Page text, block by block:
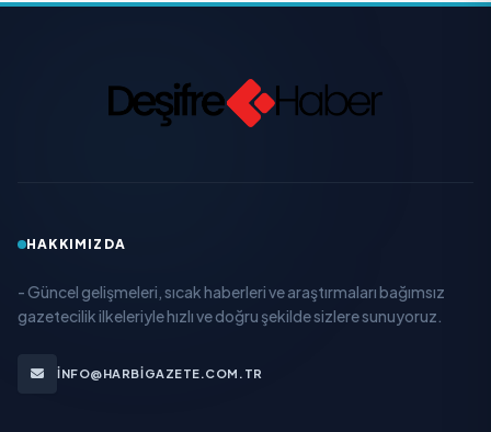
HAKKIMIZDA
- Güncel gelişmeleri, sıcak haberleri ve araştırmaları bağımsız
gazetecilik ilkeleriyle hızlı ve doğru şekilde sizlere sunuyoruz.
INFO@HARBIGAZETE.COM.TR